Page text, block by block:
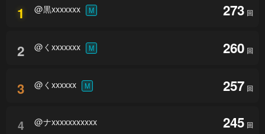
1 @黒xxxxxxx M 273 回
2 @くxxxxxxx M 260 回
3 @くxxxxxx M 257 回
4 @ナxxxxxxxxxxx 245 回